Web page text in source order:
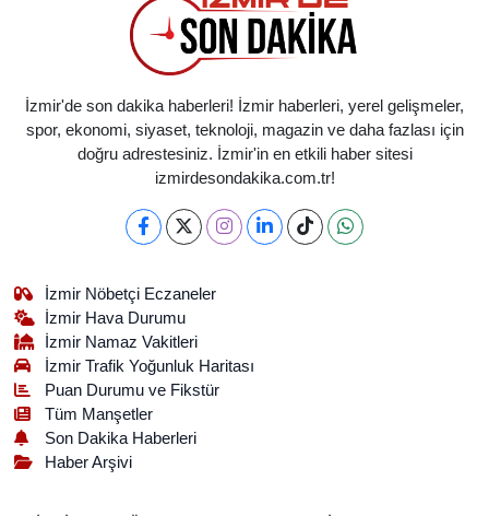
İzmir'de son dakika haberleri! İzmir haberleri, yerel gelişmeler,
spor, ekonomi, siyaset, teknoloji, magazin ve daha fazlası için
doğru adrestesiniz. İzmir'in en etkili haber sitesi
izmirdesondakika.com.tr!
İzmir Nöbetçi Eczaneler
İzmir Hava Durumu
İzmir Namaz Vakitleri
İzmir Trafik Yoğunluk Haritası
Puan Durumu ve Fikstür
Tüm Manşetler
Son Dakika Haberleri
Haber Arşivi